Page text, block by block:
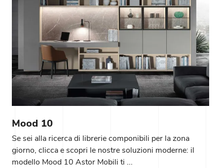
Mood 10
Se sei alla ricerca di librerie componibili per la zona
giorno, clicca e scopri le nostre soluzioni moderne: il
modello Mood 10 Astor Mobili ti ...